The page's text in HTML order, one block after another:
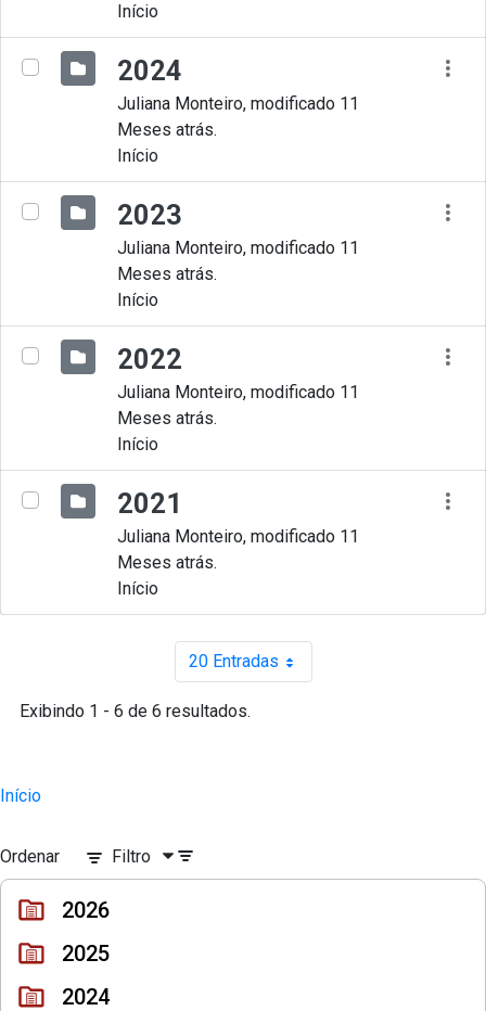
Início
2024
Juliana Monteiro, modificado 11
Meses atrás.
Início
2023
Juliana Monteiro, modificado 11
Meses atrás.
Início
2022
Juliana Monteiro, modificado 11
Meses atrás.
Início
2021
Juliana Monteiro, modificado 11
Meses atrás.
Início
20 EntradasPor página
Exibindo 1 - 6 de 6 resultados.
Início
Ordenar Filtro
2026
2025
2024